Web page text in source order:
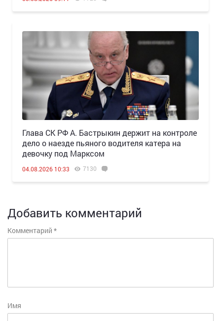
Глава СК РФ А. Бастрыкин держит на контроле
дело о наезде пьяного водителя катера на
девочку под Марксом
04.08.2026 10:33 7130
Добавить комментарий
Комментарий *
Имя